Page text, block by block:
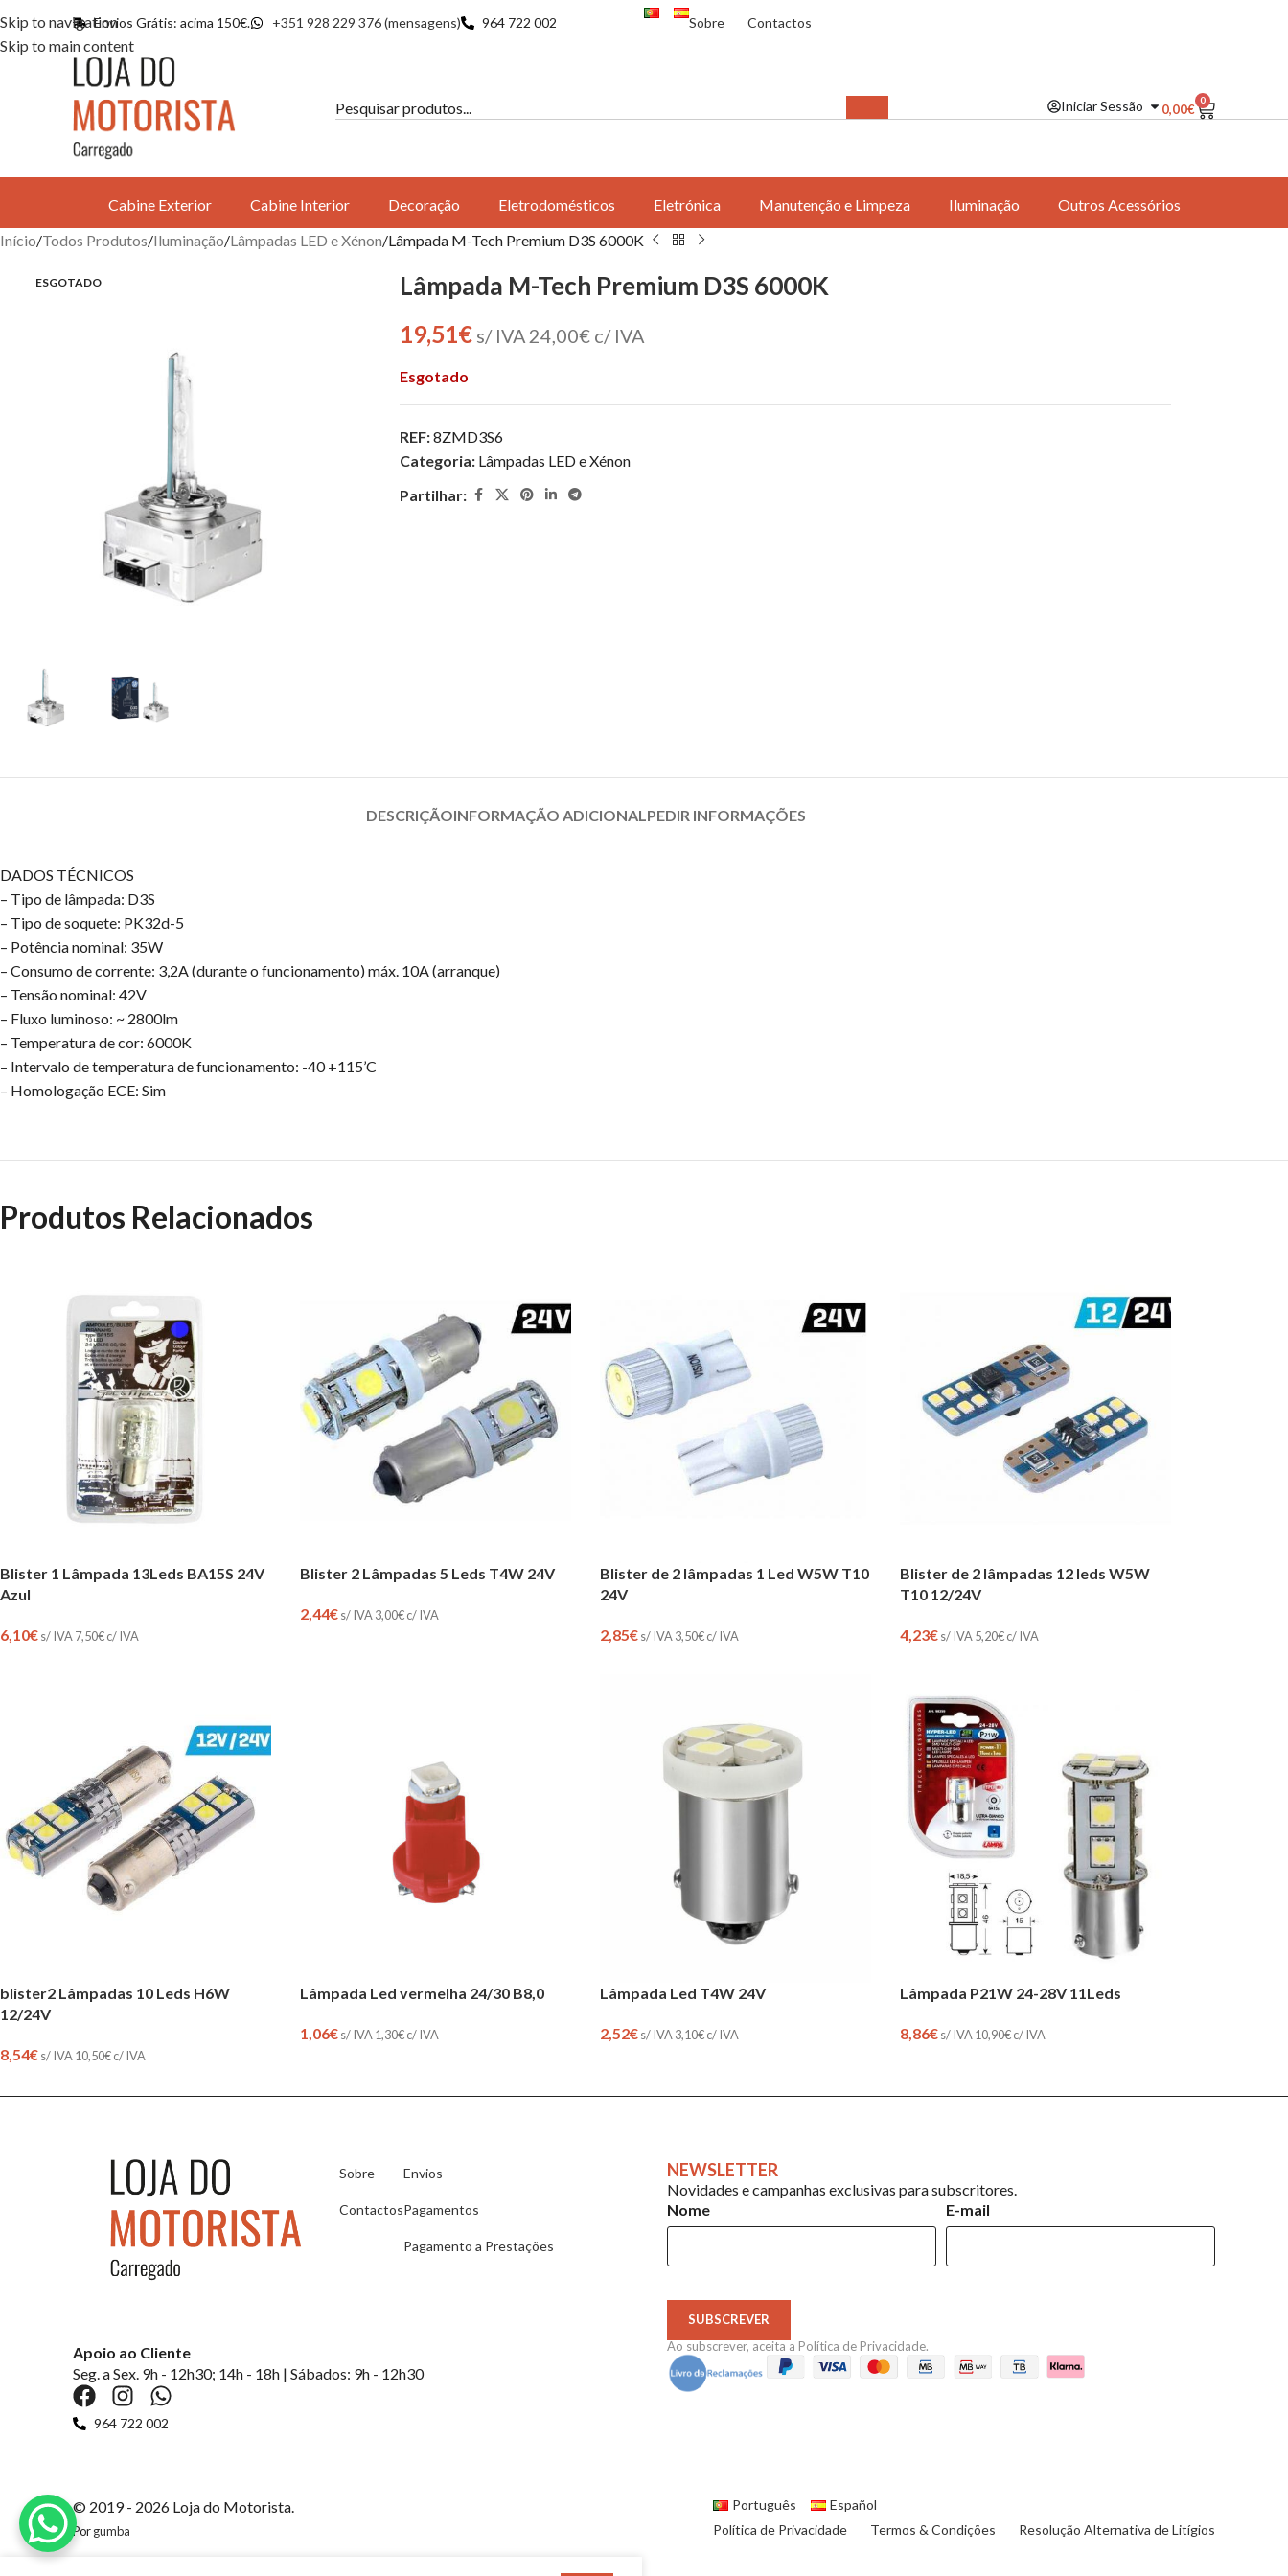
Skip to navigation
Skip to main content
Envios Grátis: acima 150€. +351 928 229 376 (mensagens) 964 722 002 Sobre Contactos
Iniciar Sessão 0,00€
0
Cabine Exterior Cabine Interior Decoração Eletrodomésticos Eletrónica Manutenção e Limpeza Iluminação
Outros Acessórios
Início Todos Produtos Iluminação Lâmpadas LED e Xénon Lâmpada M-Tech Premium D3S 6000K
ESGOTADO Lâmpada M-Tech Premium D3S 6000K
19,51€ s/ IVA 24,00€ c/ IVA
Esgotado
REF:8ZMD3S6
Categoria: Lâmpadas LED e Xénon
Partilhar:
DESCRIÇÃOINFORMAÇÃO ADICIONALPEDIR INFORMAÇÕES
DADOS TÉCNICOS
– Tipo de lâmpada: D3S
– Tipo de soquete: PK32d-5
– Potência nominal: 35W
– Consumo de corrente: 3,2A (durante o funcionamento) máx. 10A (arranque)
– Tensão nominal: 42V
– Fluxo luminoso: ~ 2800lm
– Temperatura de cor: 6000K
– Intervalo de temperatura de funcionamento: -40 +115’C
– Homologação ECE: Sim
Produtos Relacionados
Blister 1 Lâmpada 13Leds BA15S 24V
Azul
6,10€s/ IVA 7,50€c/ IVA
Blister 2 Lâmpadas 5 Leds T4W 24V
2,44€s/ IVA 3,00€c/ IVA
Blister de 2 lâmpadas 1 Led W5W T10
24V
2,85€s/ IVA 3,50€c/ IVA
Blister de 2 lâmpadas 12 leds W5W
T10 12/24V
4,23€s/ IVA 5,20€c/ IVA
blister2 Lâmpadas 10 Leds H6W
12/24V
8,54€s/ IVA 10,50€c/ IVA
Lâmpada Led vermelha 24/30 B8,0
1,06€s/ IVA 1,30€c/ IVA
Lâmpada Led T4W 24V
2,52€s/ IVA 3,10€c/ IVA
Lâmpada P21W 24-28V 11Leds
8,86€s/ IVA 10,90€c/ IVA
Sobre
Contactos
Envios
Pagamentos
Pagamento a Prestações
Apoio ao Cliente
Seg. a Sex. 9h - 12h30; 14h - 18h | Sábados: 9h - 12h30
964 722 002
NEWSLETTER
Novidades e campanhas exclusivas para subscritores.
Nome
E-mail
SUBSCREVER
Ao subscrever, aceita a Política de Privacidade.
© 2019 - 2026 Loja do Motorista.
Porgumba
Português
Español
Política de Privacidade
Termos & Condições Resolução Alternativa de Litígios